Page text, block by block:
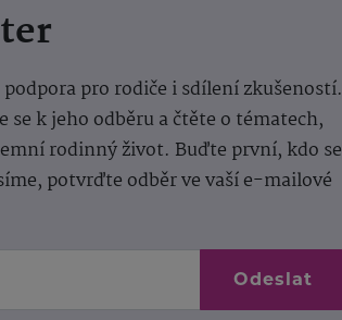
pro rodiče i sdílení zkušeností.
k jeho odběru a čtěte o tématech,
rodinný život. Buďte první, kdo se
potvrďte odběr ve vaší e-mailové
Odeslat